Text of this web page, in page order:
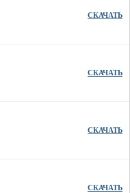
СКАЧАТЬ
СКАЧАТЬ
СКАЧАТЬ
СКАЧАТЬ